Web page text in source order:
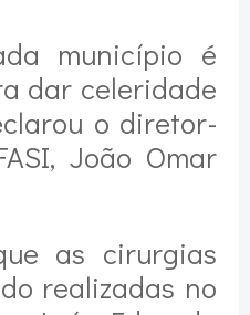
município é
dar celeridade
o diretor-
João Omar
as cirurgias
realizadas no